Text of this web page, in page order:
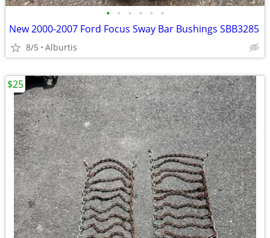
• • • • • •
New 2000-2007 Ford Focus Sway Bar Bushings SBB3285
8/5 Alburtis
$25